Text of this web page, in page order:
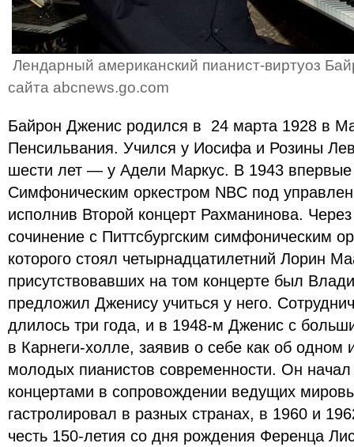
Лендарный американский пианист-виртуоз
сайта abcnews.go.com
Байрон Дженис родился в 24 марта 1928 в
Пенсильвания. Учился у Иосифа и Розины
шести лет ― у Адели Маркус. В 1943 впервые
Симфоническим оркестром NBC под
исполнив Второй концерт Рахманинова.
сочинение с Питтсбургским симфоническим
которого стоял четырнадцатилетний Лорин
присутствовавших на том концерте был
предложил Дженису учиться у него.
длилось три года, и в 1948-м Дженис с
в Карнеги-холле, заявив о себе как об одном
молодых пианистов современности. Он
концертами в сопровождении ведущих
гастролировал в разных странах, в 1960 и
честь 150-летия со дня рождения Ференца